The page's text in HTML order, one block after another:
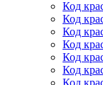
Код
Код
Код
Код
Код
Код
Код